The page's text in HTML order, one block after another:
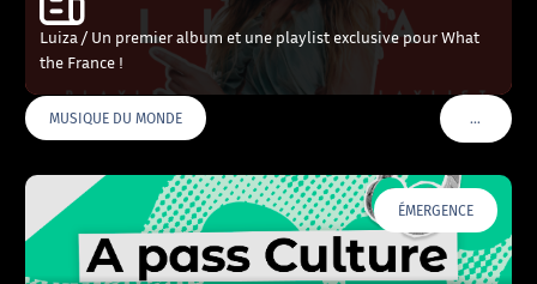
Luiza / Un premier album et une playlist exclusive pour What
the France !
MUSIQUE DU MONDE …VOIR
ÉMERGENCE